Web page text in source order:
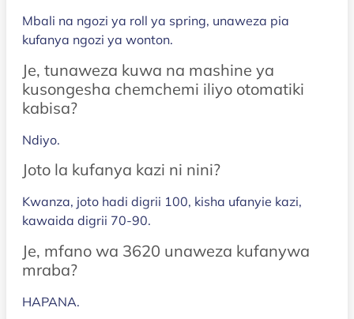
Mbali na ngozi ya roll ya spring, unaweza pia
kufanya ngozi ya wonton.
Je, tunaweza kuwa na mashine ya
kusongesha chemchemi iliyo otomatiki
kabisa?
Ndiyo.
Joto la kufanya kazi ni nini?
Kwanza, joto hadi digrii 100, kisha ufanyie kazi,
kawaida digrii 70-90.
Je, mfano wa 3620 unaweza kufanywa
mraba?
HAPANA.